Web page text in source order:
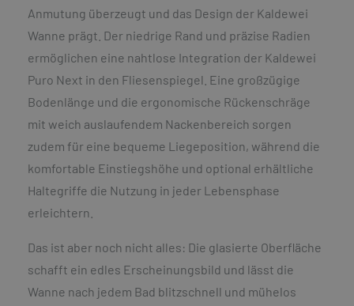
Anmutung überzeugt und das Design der Kaldewei
Wanne prägt. Der niedrige Rand und präzise Radien
ermöglichen eine nahtlose Integration der Kaldewei
Puro Next in den Fliesenspiegel. Eine großzügige
Bodenlänge und die ergonomische Rückenschräge
mit weich auslaufendem Nackenbereich sorgen
zudem für eine bequeme Liegeposition, während die
komfortable Einstiegshöhe und optional erhältliche
Haltegriffe die Nutzung in jeder Lebensphase
erleichtern.
Das ist aber noch nicht alles: Die glasierte Oberfläche
schafft ein edles Erscheinungsbild und lässt die
Wanne nach jedem Bad blitzschnell und mühelos